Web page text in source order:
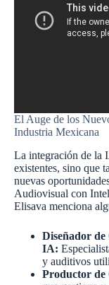
El Auge de los
Industria Mexicana
La integración de la
existentes, sino que
nuevas
Audiovisual con
Elisava menciona
Diseñador de
IA:
y auditivos
Productor de